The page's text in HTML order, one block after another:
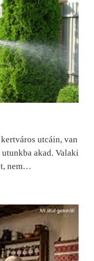
utcáin, van
akad. Valaki
nem…